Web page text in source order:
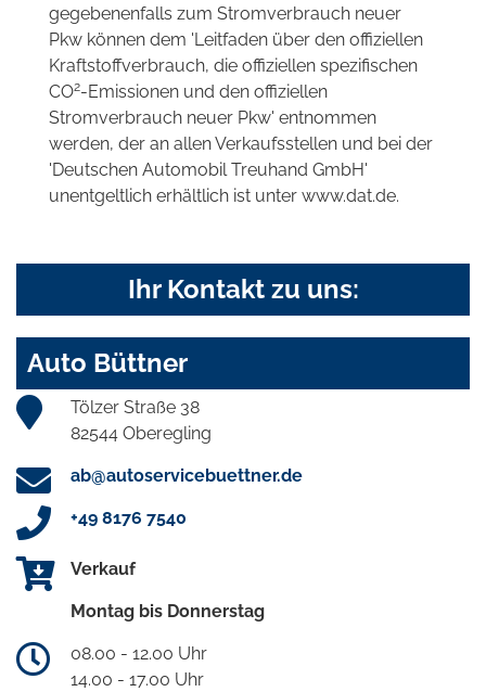
gegebenenfalls zum Stromverbrauch neuer
Pkw können dem 'Leitfaden über den offiziellen
Kraftstoffverbrauch, die offiziellen spezifischen
CO2-Emissionen und den offiziellen
Stromverbrauch neuer Pkw' entnommen
werden, der an allen Verkaufsstellen und bei der
'Deutschen Automobil Treuhand GmbH'
unentgeltlich erhältlich ist unter www.dat.de.
Ihr Kontakt zu uns:
Auto Büttner
Tölzer Straße 38
82544 Oberegling
ab@autoservicebuettner.de
+49 8176 7540
Verkauf
Montag bis Donnerstag
08.00 - 12.00 Uhr
14.00 - 17.00 Uhr